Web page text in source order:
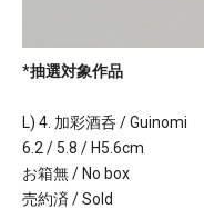
*抽選対象作品
L) 4. 加彩酒呑 / Guinomi
6.2 / 5.8 / H5.6cm
お箱無 / No box
売約済 / Sold